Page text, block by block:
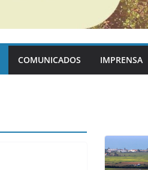
COMUNICADOS IMPRENSA